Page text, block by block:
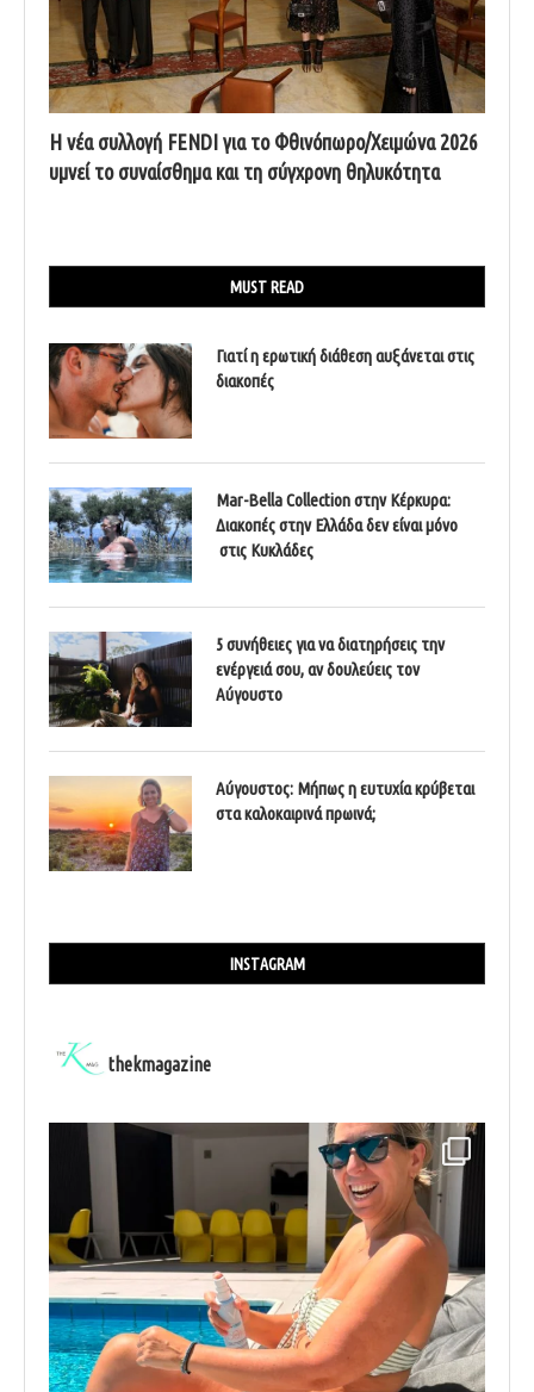
Η νέα συλλογή FENDI για το Φθινόπωρο/Χειμώνα 2026
υμνεί το συναίσθημα και τη σύγχρονη θηλυκότητα
MUST READ
Γιατί η ερωτική διάθεση αυξάνεται στις
διακοπές
Mar-Bella Collection στην Κέρκυρα:
Διακοπές στην Ελλάδα δεν είναι μόνο
στις Κυκλάδες
5 συνήθειες για να διατηρήσεις την
ενέργειά σου, αν δουλεύεις τον
Αύγουστο
Αύγουστος: Μήπως η ευτυχία κρύβεται
στα καλοκαιρινά πρωινά;
INSTAGRAM
thekmagazine